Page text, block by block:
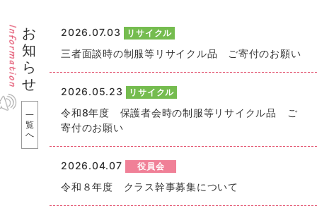
お
知
ら
せ
一
覧
へ
2026.07.03 リサイクル
三者面談時の制服等リサイクル品 ご寄付のお願い
2026.05.23 リサイクル
令和8年度 保護者会時の制服等リサイクル品 ご
寄付のお願い
2026.04.07 役員会
令和８年度 クラス幹事募集について